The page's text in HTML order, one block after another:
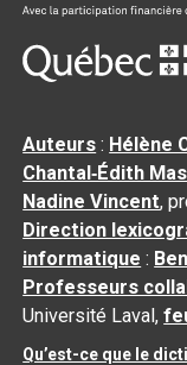
Auteurs : Hélène
Chantal‑Édith
Nadine Vincent,
Direction
informatique :
Professeurs
Université Laval,
Qu’est-ce que le